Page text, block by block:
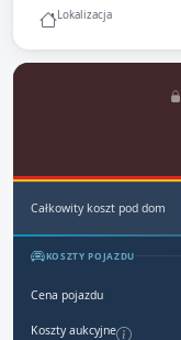
Lokalizacja
Całkowity koszt pod dom
KOSZTY POJAZDU
Cena pojazdu
Koszty aukcyjne